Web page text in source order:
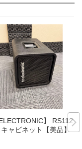
】 RS112
ャビネット【美品】